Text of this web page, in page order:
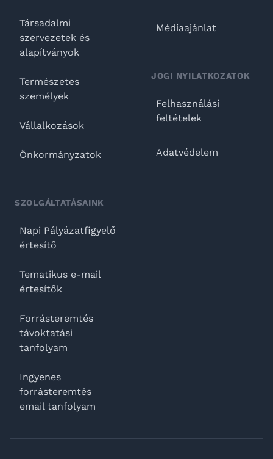
Társadalmi
szervezetek és
alapítványok
Természetes
személyek
Vállalkozások
Önkormányzatok
SZOLGÁLTATÁSAINK
Napi Pályázatfigyelő
értesítő
Tematikus e-mail
értesítők
Forrásteremtés
távoktatási
tanfolyam
Ingyenes
forrásteremtés
email tanfolyam
Médiaajánlat
JOGI NYILATKOZATOK
Felhasználási
feltételek
Adatvédelem